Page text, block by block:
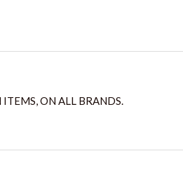
ITEMS, ON ALL BRANDS.